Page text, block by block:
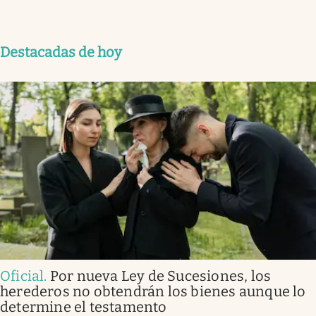
Destacadas de hoy
Oficial. Por nueva Ley de Sucesiones, los
herederos no obtendrán los bienes aunque lo
determine el testamento